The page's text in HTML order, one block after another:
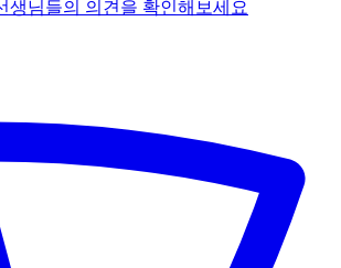
생님들의 의견을 확인해보세요